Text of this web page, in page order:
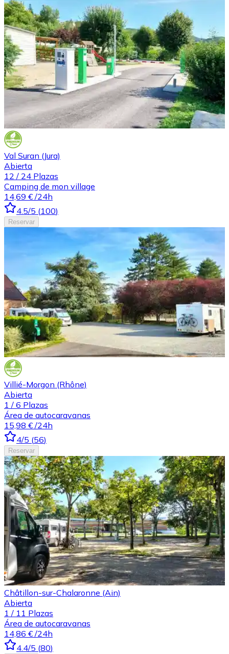
Val Suran (Jura)
Abierta
12 / 24 Plazas
Camping de mon village
14,69 € /24h
4.5/5 (100)
Reservar
Villié-Morgon (Rhône)
Abierta
1 / 6 Plazas
Área de autocaravanas
15,98 € /24h
4/5 (56)
Reservar
Châtillon-sur-Chalaronne (Ain)
Abierta
1 / 11 Plazas
Área de autocaravanas
14,86 € /24h
4.4/5 (80)